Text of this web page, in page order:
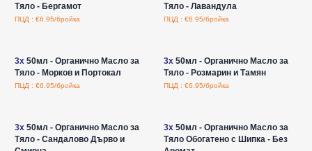
Тяло - Бергамот
ПЦД : €6.95/бройка
Тяло - Лавандула
ПЦД : €6.95/бройка
3x50мл - Органично Масло за
Тяло - Морков и Портокал
ПЦД : €6.95/бройка
3x50мл - Органично Масло за
Тяло - Розмарин и Тамян
ПЦД : €6.95/бройка
3x50мл - Органично Масло за
Тяло - Сандалово Дърво и
3x50мл - Органично Масло за
Тяло Обогатено с Шипка - Без